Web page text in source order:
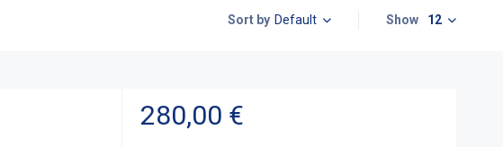
Sort by Default Show 12
280,00 €